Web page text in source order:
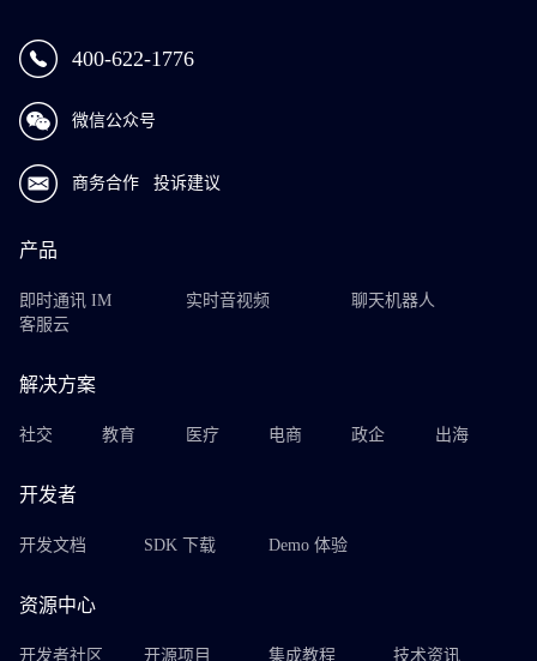
400-622-1776
微信公众号
商务合作 投诉建议
产品
即时通讯 IM 实时音视频
聊天机器人
客服云
解决方案
社交 教育 医疗 电商 政企 出海
开发者
开发文档 SDK 下载 Demo 体验
资源中心
开发者社区 开源项目 集成教程 技术资讯